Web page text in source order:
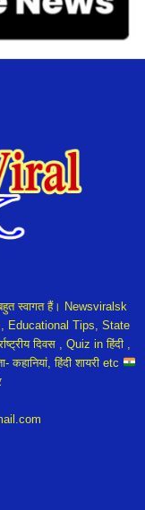
स्वागत हैं। Newsviralsk
Educational Tips, State
दिवस , Quiz in हिंदी ,
हिंदी शायरी etc